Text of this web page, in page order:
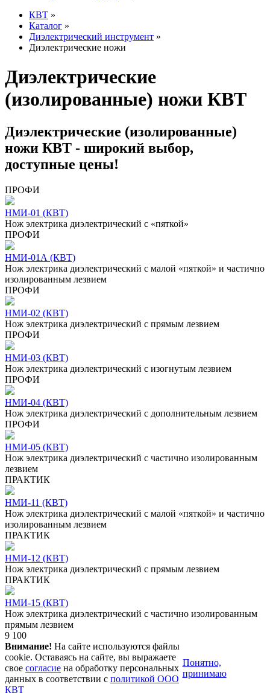
КВТ »
Каталог »
Диэлектрический инструмент »
Диэлектрические ножи
Диэлектрические
(изолированные) ножи КВТ
Диэлектрические (изолированные)
ножи КВТ - широкий выбор,
доступные цены!
ПРОФИ
НМИ-01 (КВТ)
Нож электрика диэлектрический с «пяткой»
ПРОФИ
НМИ-01А (КВТ)
Нож электрика диэлектрический с малой «пяткой» и частично
изолированным лезвием
ПРОФИ
НМИ-02 (КВТ)
Нож электрика диэлектрический с прямым лезвием
ПРОФИ
НМИ-03 (КВТ)
Нож электрика диэлектрический с изогнутым лезвием
ПРОФИ
НМИ-04 (КВТ)
Нож электрика диэлектрический с дополнительным лезвием
ПРОФИ
НМИ-05 (КВТ)
Нож электрика диэлектрический с частично изолированным
лезвием
ПРАКТИК
НМИ-11 (КВТ)
Нож электрика диэлектрический с малой «пяткой» и частично
изолированным лезвием
ПРАКТИК
НМИ-12 (КВТ)
Нож электрика диэлектрический с прямым лезвием
ПРАКТИК
НМИ-15 (КВТ)
Нож электрика диэлектрический с частично изолированным
прямым лезвием
9 100
Внимание! На сайте используются файлы
cookie. Оставаясь на сайте, вы выражаете
свое согласие на обработку персональных
данных в соответствии с политикой ООО
КВТ
Понятно,
принимаю